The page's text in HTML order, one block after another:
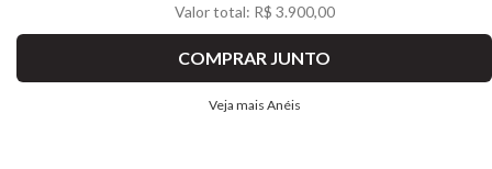
Valor total: R$ 3.900,00
COMPRAR JUNTO
Veja mais Anéis